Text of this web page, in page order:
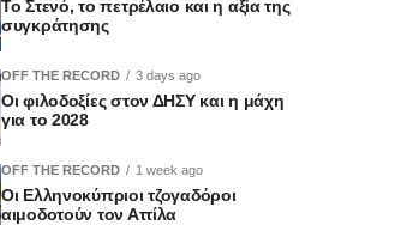
Το Στενό, το πετρέλαιο και η αξία της
συγκράτησης
OFF THE RECORD 3 days ago
Οι φιλοδοξίες στον ΔΗΣΥ και η μάχη
για το 2028
OFF THE RECORD 1 week ago
Οι Ελληνοκύπριοι τζογαδόροι
αιμοδοτούν τον Αττίλα